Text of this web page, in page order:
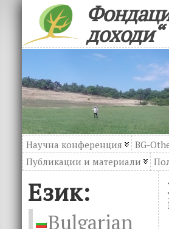
доходи“
Научна конференция BG-
Публикации и материали
Език:
Bulgarian